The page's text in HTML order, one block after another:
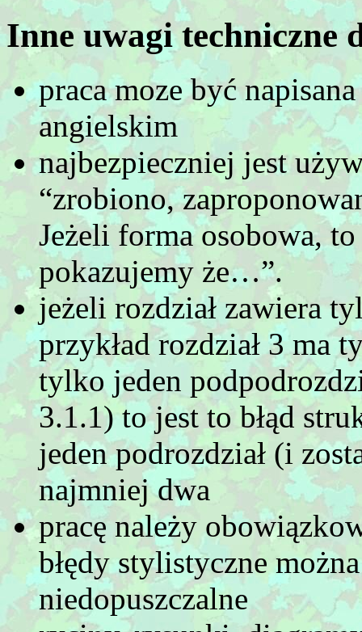
Inne uwagi techniczne
praca moze być
angielskim
najbezpieczniej jest
“zrobiono,
Jeżeli forma osobowa,
pokazujemy że…”.
jeżeli rozdział zawiera
przykład rozdział 3 ma
tylko jeden
3.1.1) to jest to błąd
jeden podrozdział (i
najmniej dwa
pracę należy
błędy stylistyczne
niedopuszczalne